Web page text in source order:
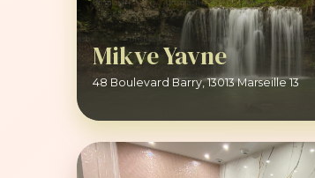
Mikve Yavne
48 Boulevard Barry, 13013 Marseille 13